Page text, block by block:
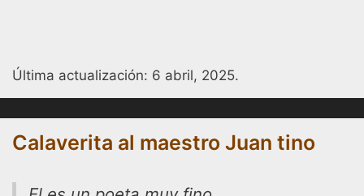
Última actualización: 6 abril, 2025.
Calaverita al maestro Juan tino